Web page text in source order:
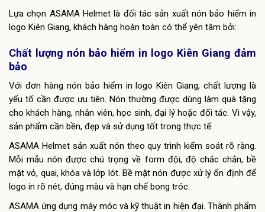
Lựa chọn ASAMA Helmet là đối tác sản xuất nón bảo hiểm in
logo Kiên Giang, khách hàng hoàn toàn có thể yên tâm bởi:
Chất lượng nón bảo hiểm in logo Kiên Giang đảm
bảo
Với đơn hàng nón bảo hiểm in logo Kiên Giang, chất lượng là
yếu tố cần được ưu tiên. Nón thường được dùng làm quà tặng
cho khách hàng, nhân viên, học sinh, đại lý hoặc đối tác. Vì vậy,
sản phẩm cần bền, đẹp và sử dụng tốt trong thực tế.
ASAMA Helmet sản xuất nón theo quy trình kiểm soát rõ ràng.
Mỗi mẫu nón được chú trọng về form đội, độ chắc chắn, bề
mặt vỏ, quai, khóa và lớp lót. Bề mặt nón được xử lý ổn định để
logo in rõ nét, đúng màu và hạn chế bong tróc.
ASAMA ứng dụng máy móc và kỹ thuật in hiện đại. Thành phẩm